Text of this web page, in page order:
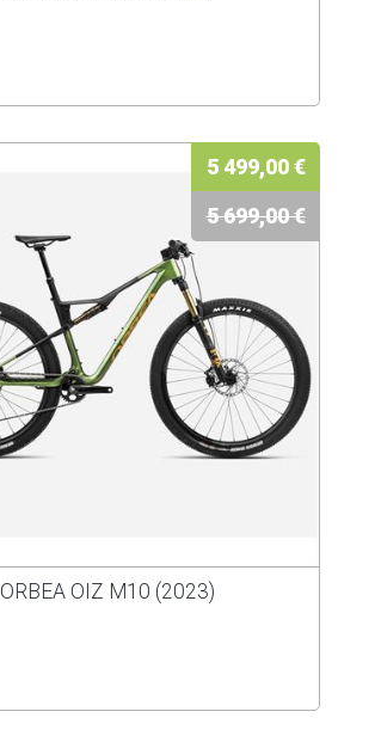
5 499,00 €
5 699,00 €
ORBEA OIZ M10 (2023)